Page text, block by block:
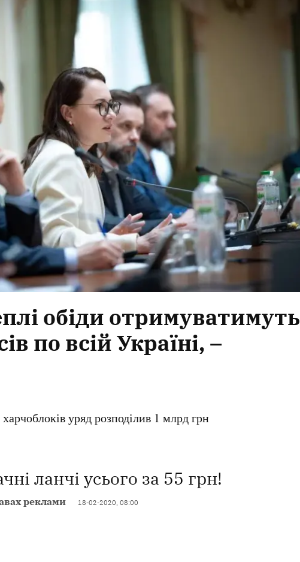
обіди отримуватимуть
по всій Україні, –
уряд розподілив 1 млрд грн
ланчі усього за 55 грн!
реклами 18-02-2020, 08:00